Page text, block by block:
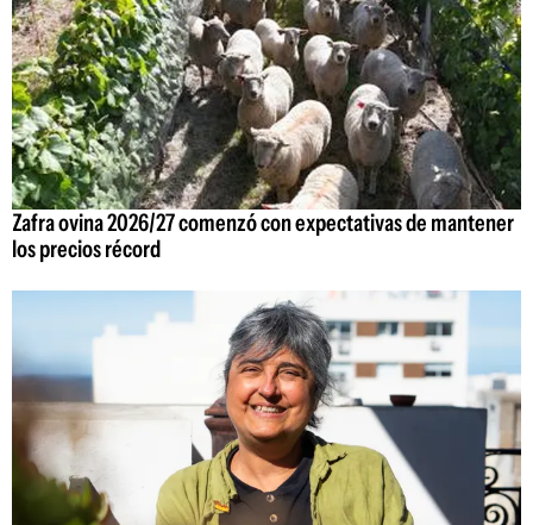
Zafra ovina 2026/27 comenzó con expectativas de mantener
los precios récord